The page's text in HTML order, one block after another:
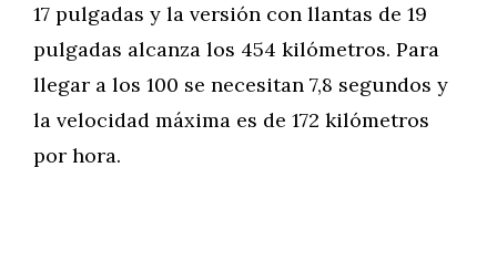
17 pulgadas y la versión con llantas de 19
pulgadas alcanza los 454 kilómetros. Para
llegar a los 100 se necesitan 7,8 segundos y
la velocidad máxima es de 172 kilómetros
por hora.